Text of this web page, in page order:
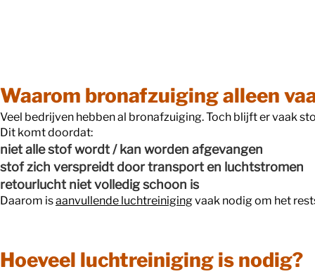
Waarom bronafzuiging alleen
Veel bedrijven hebben al bronafzuiging. Toch blijft er vaak
Dit komt doordat:
niet alle stof wordt / kan worden afgevangen
stof zich verspreidt door transport en luchtstromen
retourlucht niet volledig schoon is
Daarom isaanvullende luchtreinigingvaak nodig om het
Hoeveel luchtreiniging is nodig?